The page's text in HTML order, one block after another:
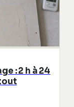
: 2 h à 24